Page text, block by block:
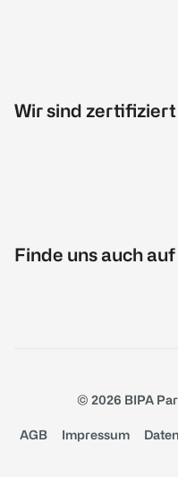
Wir sind zertifiziert
Finde uns auch auf
© 2026 BIPA
AGB Impressum